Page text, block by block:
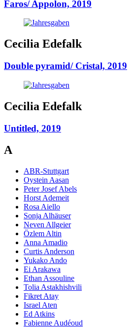
Faros/ Appolon, 2019
Cecilia Edefalk
Double pyramid/ Cristal, 2019
Cecilia Edefalk
Untitled, 2019
A
ABR-Stuttgart
Oystein Aasan
Peter Josef Abels
Horst Ademeit
Rosa Aiello
Sonja Alhäuser
Neven Allgeier
Özlem Altin
Anna Amadio
Curtis Anderson
Yukako Ando
Ei Arakawa
Ethan Assouline
Tolia Astakhishvili
Fikret Atay
Israel Aten
Ed Atkins
Fabienne Audéoud